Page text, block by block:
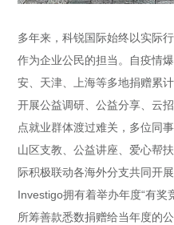
多年来，科锐国际始终以实际
作为企业公民的担当。自疫情
安、天津、上海等多地捐赠累
开展公益调研、公益分享、云
点就业群体渡过难关，多位同
山区支教、公益讲座、爱心帮
际积极联动各海外分支共同开
Investigo拥有着举办年度“有奖
所筹善款悉数捐赠给当年度的